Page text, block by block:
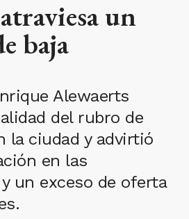
un
baja
Alewaerts
del rubro de
la ciudad y advirtió
en las
un exceso de oferta